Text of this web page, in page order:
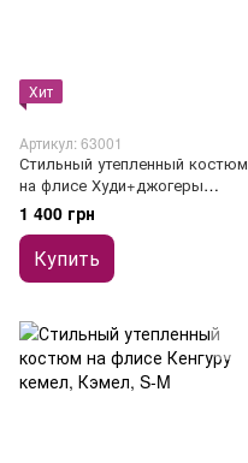
Хит
Артикул: 63001
Стильный утепленный костюм
на флисе Худи+джогеры
зеленый
1 400 грн
Купить